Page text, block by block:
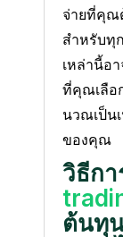
จ่ายที่คุณ
สําหรับทุ
เหล่านี้อ
ที่คุณเลือ
นวณเป็น
ของคุณ
วิธีก
ต้นทุ